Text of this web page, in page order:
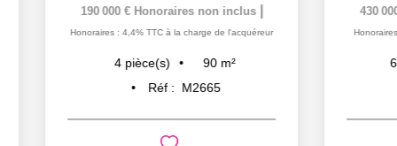
190 000 € Honoraires non inclus|
Honoraires : 4,4% TTC à la charge de l'acquéreur
pièce(s) 90
m²
Réf :
M2665
430 000 €
Honoraires : 4%